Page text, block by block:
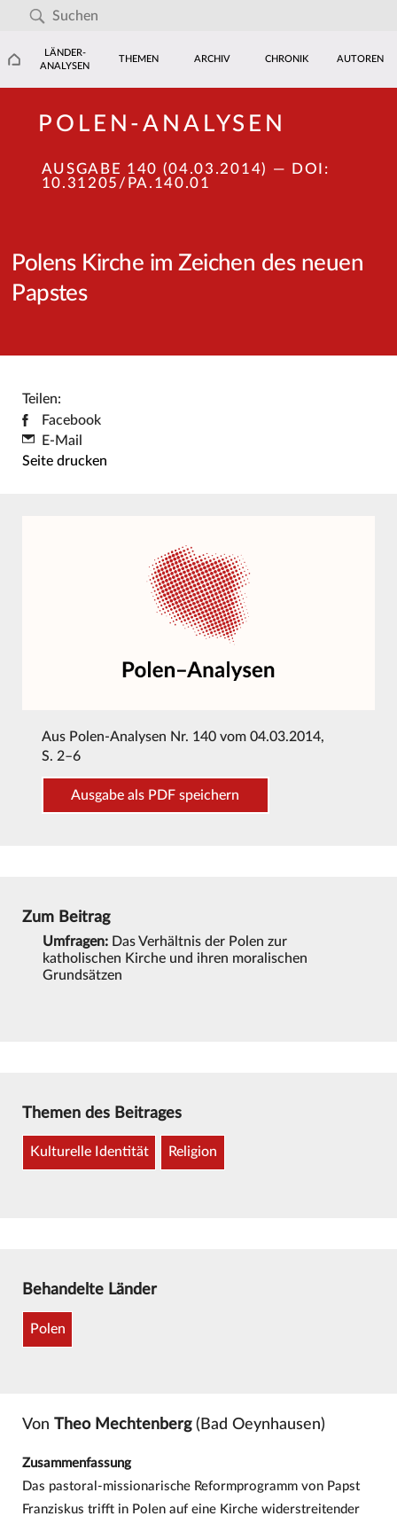
LÄNDER-
ANALYSEN
THEMEN ARCHIV CHRONIK AUTOREN
POLEN-ANALYSEN
AUSGABE 140 (04.03.2014)
— DOI:
10.31205/PA.140.01
Polens Kirche im Zeichen des neuen
Papstes
Teilen:
Facebook
E-Mail
Seite drucken
Aus Polen-Analysen Nr. 140 vom 04.03.2014,
S. 2–6
Ausgabe als PDF speichern
Zum Beitrag
Umfragen: Das Verhältnis der Polen zur
katholischen Kirche und ihren moralischen
Grundsätzen
Themen des Beitrages
Kulturelle Identität Religion
Behandelte Länder
Polen
Von Theo Mechtenberg(Bad Oeynhausen)
Zusammenfassung
Das pastoral-missionarische Reformprogramm von Papst
Franziskus trifft in Polen auf eine Kirche widerstreitender